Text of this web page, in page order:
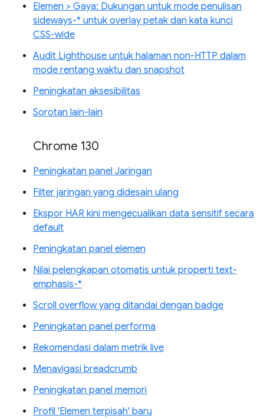
Elemen > Gaya: Dukungan untuk mode penulisan
sideways-* untuk overlay petak dan kata kunci
CSS-wide
Audit Lighthouse untuk halaman non-HTTP dalam
mode rentang waktu dan snapshot
Peningkatan aksesibilitas
Sorotan lain-lain
Chrome 130
Peningkatan panel Jaringan
Filter jaringan yang didesain ulang
Ekspor HAR kini mengecualikan data sensitif secara
default
Peningkatan panel elemen
Nilai pelengkapan otomatis untuk properti text-
emphasis-*
Scroll overflow yang ditandai dengan badge
Peningkatan panel performa
Rekomendasi dalam metrik live
Menavigasi breadcrumb
Peningkatan panel memori
Profil 'Elemen terpisah' baru